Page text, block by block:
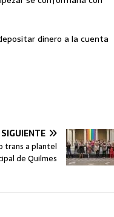
dinero a la cuenta
SIGUIENTE
trans a plantel
de Quilmes